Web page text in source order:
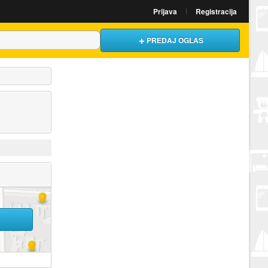
Prijava Registracija
PREDAJ OGLAS